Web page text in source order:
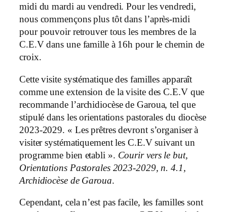
midi du mardi au vendredi. Pour les vendredi,
nous commençons plus tôt dans l’après-midi
pour pouvoir retrouver tous les membres de la
C.E.V dans une famille à 16h pour le chemin de
croix.
Cette visite systématique des familles apparaît
comme une extension de la visite des C.E.V que
recommande l’archidiocèse de Garoua, tel que
stipulé dans les orientations pastorales du diocèse
2023-2029. « Les prêtres devront s’organiser à
visiter systématiquement les C.E.V suivant un
programme bien etabli ». Courir vers le but,
Orientations Pastorales 2023-2029, n. 4.1,
Archidiocèse de Garoua.
Cependant, cela n’est pas facile, les familles sont